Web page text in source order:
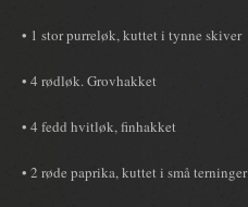
• 1 stor purreløk, kuttet i tynne skiver
• 4 rødløk. Grovhakket
• 4 fedd hvitløk, finhakket
• 2 røde paprika, kuttet i små terninger